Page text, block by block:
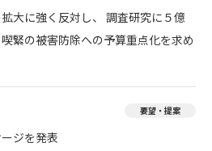
大に強く反対し、 調査研究に５億
緊の被害防除への予算重点化を求め
要望・提案
ジを発表